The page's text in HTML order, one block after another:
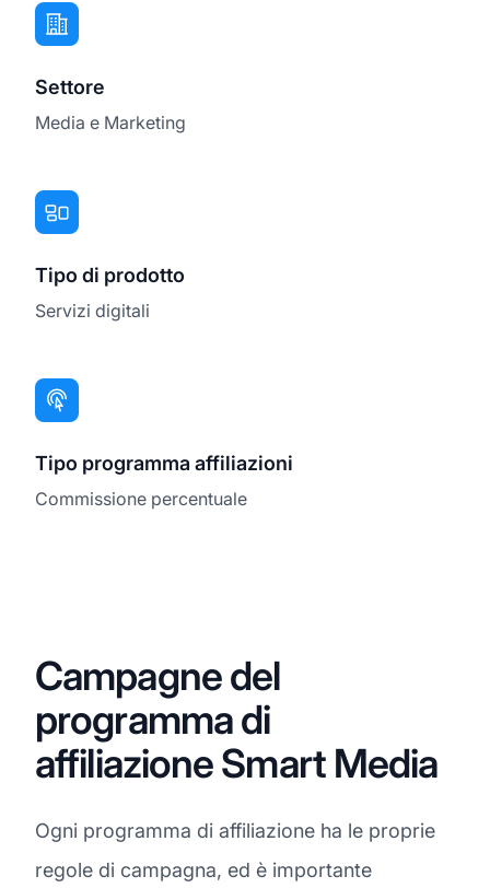
Settore
Media e Marketing
Tipo di prodotto
Servizi digitali
Tipo programma affiliazioni
Commissione percentuale
Campagne del
programma di
affiliazione Smart Media
Ogni programma di affiliazione ha le proprie
regole di campagna, ed è importante